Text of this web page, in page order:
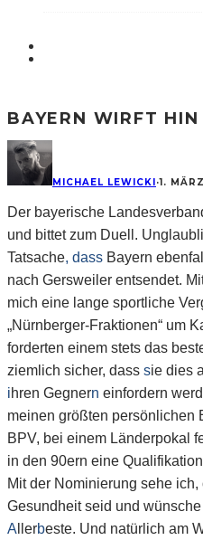
BAYERN WIRFT
MICHAEL LEWICKI ·1.
Der bayerische
und bittet zum Duell.
Tatsache, dass Bayern
nach Gersweiler entsendet.
mich eine lange sportliche
„Nürnberger-Fraktionen“ um
forderten einem stets das
ziemlich sicher, dass sie dies
ihren Gegnern einfordern
meinen größten persönlichen
BPV, bei einem Länderpokal
in den 90ern eine
Mit der Nominierung sehe ich,
Gesundheit seid und wünsche
A llerbeste. Und natürlich am